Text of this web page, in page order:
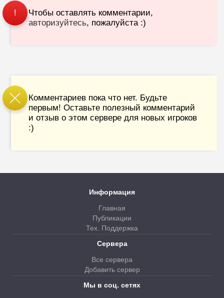
!
Чтобы оставлять комментарии,
авторизуйтесь, пожалуйста :)
Комментариев пока что нет. Будьте
первым! Оставьте полезный комментарий
и отзыв о этом сервере для новых игроков
:)
Информация
Главная
Публикации
Тех. Поддержка
Сервера
Все сервера
Добавить сервер
Мы в соц. сетях